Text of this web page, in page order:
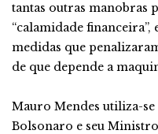
tantas outras manobras
“calamidade
medidas que
de que depende a
Mauro Mendes utiliza-
Bolsonaro e seu